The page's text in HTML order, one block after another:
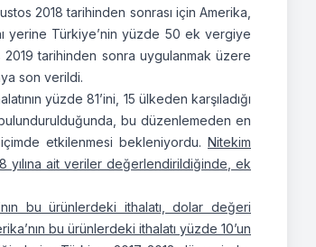
2018 tarihinden sonrası için Amerika,
yerine Türkiye’nin yüzde 50 ek vergiye
2019 tarihinden sonra uygulanmak üzere
son verildi.
yüzde 81’ini, 15 ülkeden karşıladığı
bu düzenlemeden en
etkilenmesi bekleniyordu. Nitekim
yılına ait veriler değerlendirildiğinde, ek
bu ürünlerdeki ithalatı, dolar değeri
bu ürünlerdeki ithalatı yüzde 10’un